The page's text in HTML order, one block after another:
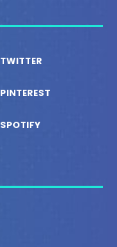
TWITTER
PINTEREST
SPOTIFY